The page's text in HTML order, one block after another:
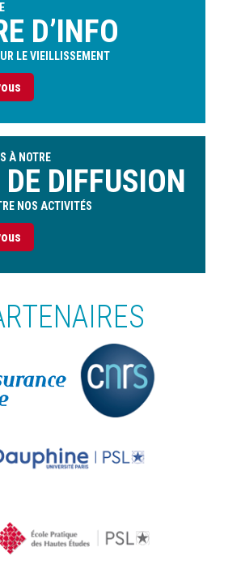
D’INFO
LE VIEILLISSEMENT
À NOTRE
DIFFUSION
NOS ACTIVITÉS